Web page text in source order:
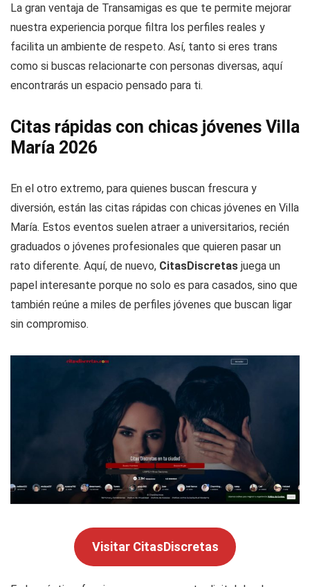
La gran ventaja de Transamigas es que te permite mejorar
nuestra experiencia porque filtra los perfiles reales y
facilita un ambiente de respeto. Así, tanto si eres trans
como si buscas relacionarte con personas diversas, aquí
encontrarás un espacio pensado para ti.
Citas rápidas con chicas jóvenes Villa
María 2026
En el otro extremo, para quienes buscan frescura y
diversión, están las citas rápidas con chicas jóvenes en Villa
María. Estos eventos suelen atraer a universitarios, recién
graduados o jóvenes profesionales que quieren pasar un
rato diferente. Aquí, de nuevo, CitasDiscretas juega un
papel interesante porque no solo es para casados, sino que
también reúne a miles de perfiles jóvenes que buscan ligar
sin compromiso.
Visitar CitasDiscretas